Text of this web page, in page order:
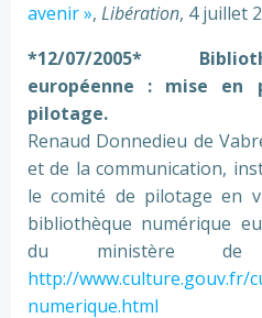
avenir », Libération, 4 juillet
*12/07/2005*
européenne : mise en
pilotage.
Renaud Donnedieu de
et de la communication,
le comité de pilotage en
bibliothèque numérique
du ministère
http://www.culture.gouv.fr/
numerique.html